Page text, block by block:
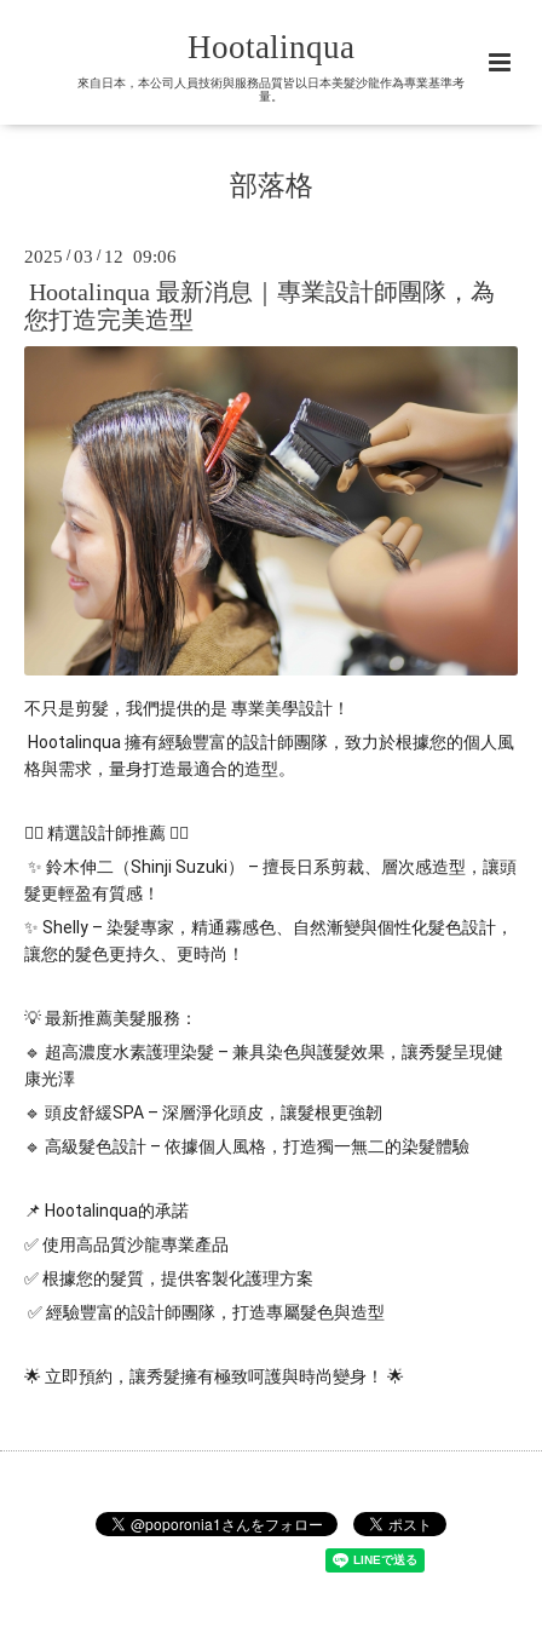
Hootalinqua
來自日本，本公司人員技術與服務品質皆以日本美髮沙龍作為專業基準考
量。
部落格
2025 /03 / 12 09:06
Hootalinqua 最新消息｜專業設計師團隊，為
您打造完美造型
不只是剪髮，我們提供的是 專業美學設計！
格與需求，量身打造最適合的造型。
💇‍♀️ 精選設計師推薦 💇‍♂️
髮更輕盈有質感！
✨ Shelly – 染髮專家，精通霧感色、自然漸變與個性化髮色設計，
讓您的髮色更持久、更時尚！
💡 最新推薦美髮服務：
🔹 超高濃度水素護理染髮 – 兼具染色與護髮效果，讓秀髮呈現健
康光澤
🔹 頭皮舒緩SPA – 深層淨化頭皮，讓髮根更強韌
🔹 高級髮色設計 – 依據個人風格，打造獨一無二的染髮體驗
📌 Hootalinqua的承諾
✅ 使用高品質沙龍專業產品
✅ 根據您的髮質，提供客製化護理方案
✅ 經驗豐富的設計師團隊，打造專屬髮色與造型
🌟 立即預約，讓秀髮擁有極致呵護與時尚變身！ 🌟